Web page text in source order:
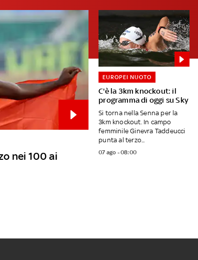
nei 100 ai
C'è la 3km knockout: il
programma di oggi su Sky
EUROPEI NUOTO
Si torna nella Senna per la
3km knockout. In campo
femminile Ginevra Taddeucci
punta al terzo...
07 ago - 08:00